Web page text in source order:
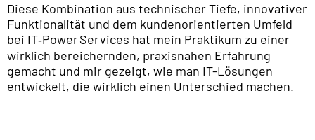
Diese Kombination aus technischer Tiefe, innovativer
Funktionalität und dem kundenorientierten Umfeld
bei IT‑Power Services hat mein Praktikum zu einer
wirklich bereichernden, praxisnahen Erfahrung
gemacht und mir gezeigt, wie man IT-Lösungen
entwickelt, die wirklich einen Unterschied machen.